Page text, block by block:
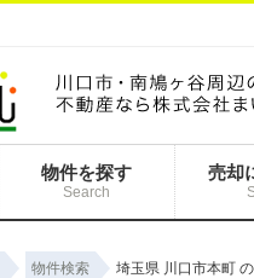
物件を探す
Search
売却
物件検索 埼玉県 川口市本町